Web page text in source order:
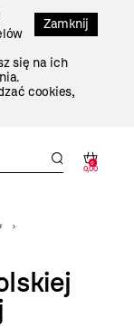
Zamknij
się na ich
cookies,
0
0,00